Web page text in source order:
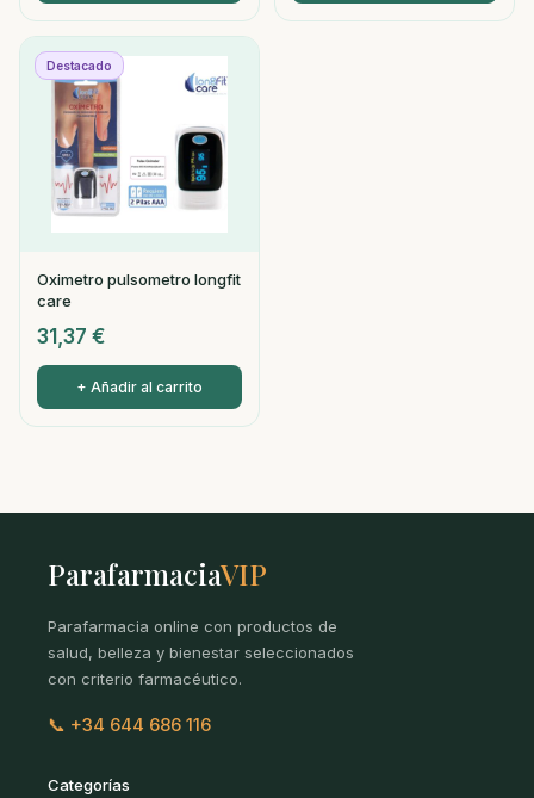
Destacado
Oximetro pulsometro longfit
care
31,37 €
+ Añadir al carrito
ParafarmaciaVIP
Parafarmacia online con productos de
salud, belleza y bienestar seleccionados
con criterio farmacéutico.
📞 +34 644 686 116
Categorías